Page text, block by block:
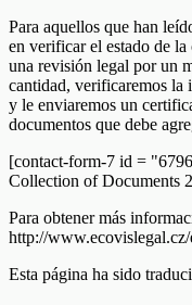
Para aquellos que han
en verificar el estado de
una revisión legal por un
cantidad, verificaremos la
y le enviaremos un
documentos que debe
[contact-form-7 id =
Collection of Documents
Para obtener más
http://www.ecovislegal.cz/
Esta página ha sido